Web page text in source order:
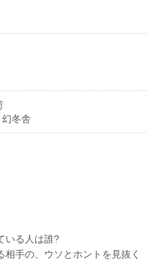
幻冬舎
いる人は誰?
手の、ウソとホントを見抜く